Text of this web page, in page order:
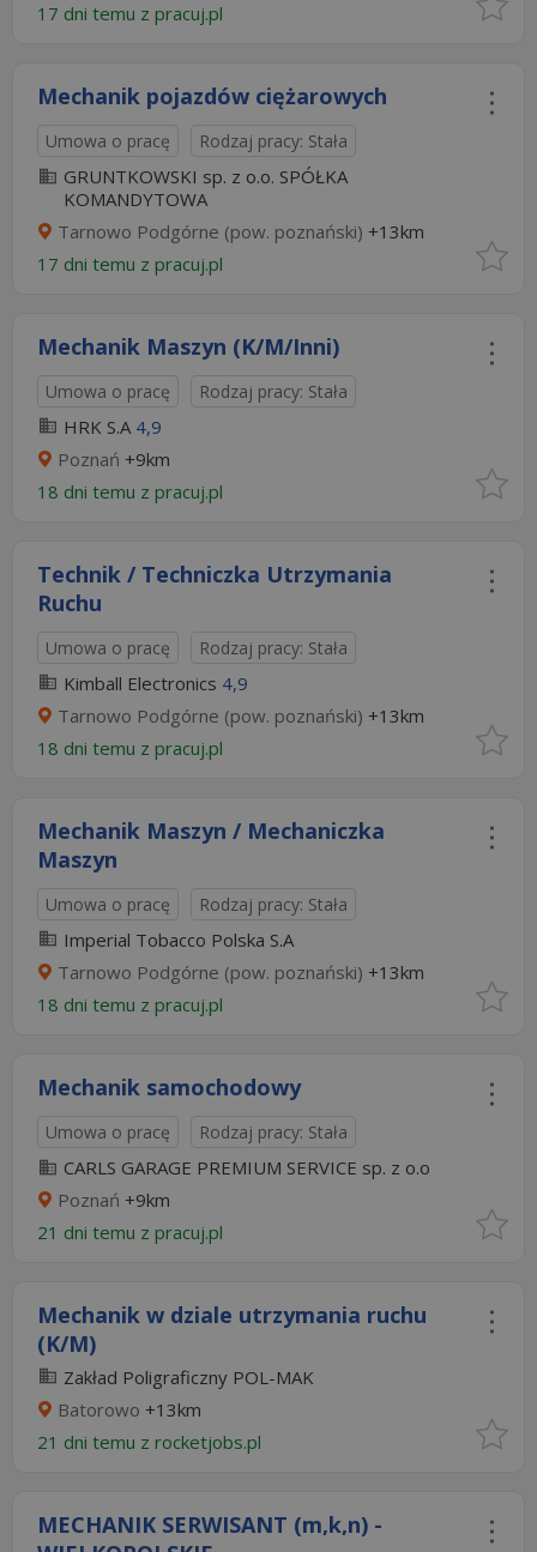
17 dni temu z pracuj.pl
Mechanik pojazdów ciężarowych
Umowa o pracę Rodzaj pracy: Stała
GRUNTKOWSKI sp. z o.o. SPÓŁKA
KOMANDYTOWA
Tarnowo Podgórne (pow. poznański) +13km
17 dni temu z pracuj.pl
Mechanik Maszyn (K/M/Inni)
Umowa o pracę Rodzaj pracy: Stała
HRK S.A 4,9
Poznań +9km
18 dni temu z pracuj.pl
Technik / Techniczka Utrzymania
Ruchu
Umowa o pracę Rodzaj pracy: Stała
Kimball Electronics 4,9
Tarnowo Podgórne (pow. poznański) +13km
18 dni temu z pracuj.pl
Mechanik Maszyn / Mechaniczka
Maszyn
Umowa o pracę Rodzaj pracy: Stała
Imperial Tobacco Polska S.A
Tarnowo Podgórne (pow. poznański) +13km
18 dni temu z pracuj.pl
Mechanik samochodowy
Umowa o pracę Rodzaj pracy: Stała
CARLS GARAGE PREMIUM SERVICE sp. z o.o
Poznań +9km
21 dni temu z pracuj.pl
Mechanik w dziale utrzymania ruchu
(K/M)
Zakład Poligraficzny POL-MAK
Batorowo +13km
21 dni temu z rocketjobs.pl
MECHANIK SERWISANT (m,k,n) -